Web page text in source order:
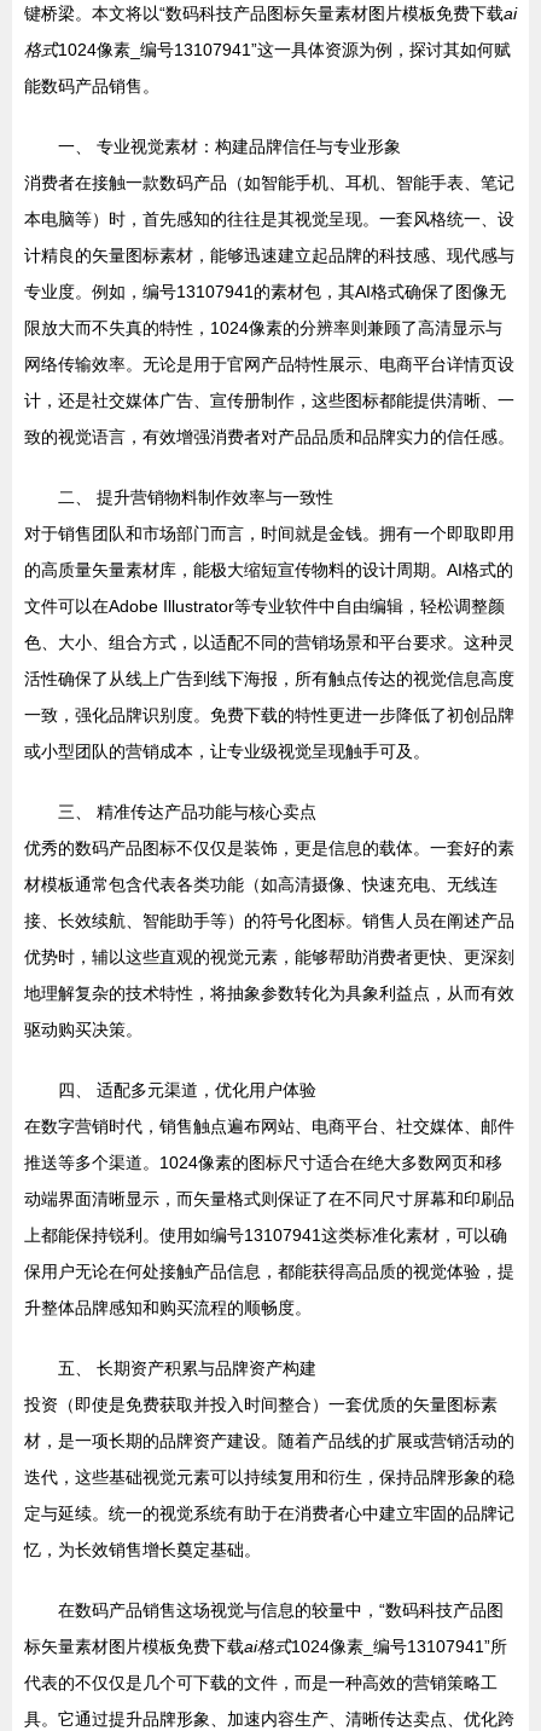
键桥梁。本文将以“数码科技产品图标矢量素材图片模板免费下载ai
格式1024像素_编号13107941”这一具体资源为例，探讨其如何赋
能数码产品销售。
一、 专业视觉素材：构建品牌信任与专业形象
消费者在接触一款数码产品（如智能手机、耳机、智能手表、笔记
本电脑等）时，首先感知的往往是其视觉呈现。一套风格统一、设
计精良的矢量图标素材，能够迅速建立起品牌的科技感、现代感与
专业度。例如，编号13107941的素材包，其AI格式确保了图像无
限放大而不失真的特性，1024像素的分辨率则兼顾了高清显示与
网络传输效率。无论是用于官网产品特性展示、电商平台详情页设
计，还是社交媒体广告、宣传册制作，这些图标都能提供清晰、一
致的视觉语言，有效增强消费者对产品品质和品牌实力的信任感。
二、 提升营销物料制作效率与一致性
对于销售团队和市场部门而言，时间就是金钱。拥有一个即取即用
的高质量矢量素材库，能极大缩短宣传物料的设计周期。AI格式的
文件可以在Adobe Illustrator等专业软件中自由编辑，轻松调整颜
色、大小、组合方式，以适配不同的营销场景和平台要求。这种灵
活性确保了从线上广告到线下海报，所有触点传达的视觉信息高度
一致，强化品牌识别度。免费下载的特性更进一步降低了初创品牌
或小型团队的营销成本，让专业级视觉呈现触手可及。
三、 精准传达产品功能与核心卖点
优秀的数码产品图标不仅仅是装饰，更是信息的载体。一套好的素
材模板通常包含代表各类功能（如高清摄像、快速充电、无线连
接、长效续航、智能助手等）的符号化图标。销售人员在阐述产品
优势时，辅以这些直观的视觉元素，能够帮助消费者更快、更深刻
地理解复杂的技术特性，将抽象参数转化为具象利益点，从而有效
驱动购买决策。
四、 适配多元渠道，优化用户体验
在数字营销时代，销售触点遍布网站、电商平台、社交媒体、邮件
推送等多个渠道。1024像素的图标尺寸适合在绝大多数网页和移
动端界面清晰显示，而矢量格式则保证了在不同尺寸屏幕和印刷品
上都能保持锐利。使用如编号13107941这类标准化素材，可以确
保用户无论在何处接触产品信息，都能获得高品质的视觉体验，提
升整体品牌感知和购买流程的顺畅度。
五、 长期资产积累与品牌资产构建
投资（即使是免费获取并投入时间整合）一套优质的矢量图标素
材，是一项长期的品牌资产建设。随着产品线的扩展或营销活动的
迭代，这些基础视觉元素可以持续复用和衍生，保持品牌形象的稳
定与延续。统一的视觉系统有助于在消费者心中建立牢固的品牌记
忆，为长效销售增长奠定基础。
在数码产品销售这场视觉与信息的较量中，“数码科技产品图
标矢量素材图片模板免费下载ai格式1024像素_编号13107941”所
代表的不仅仅是几个可下载的文件，而是一种高效的营销策略工
具。它通过提升品牌形象、加速内容生产、清晰传达卖点、优化跨